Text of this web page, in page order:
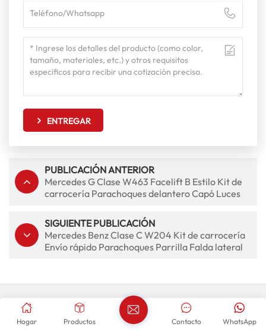
ENTREGAR
PUBLICACIÓN ANTERIOR
Mercedes G Clase W463 Facelift B Estilo Kit de
carrocería Parachoques delantero Capó Luces
SIGUIENTE PUBLICACIÓN
Mercedes Benz Clase C W204 Kit de carrocería
Envío rápido Parachoques Parrilla Falda lateral
Productos Relacionados
Hogar Productos WhatsApp
Contacto